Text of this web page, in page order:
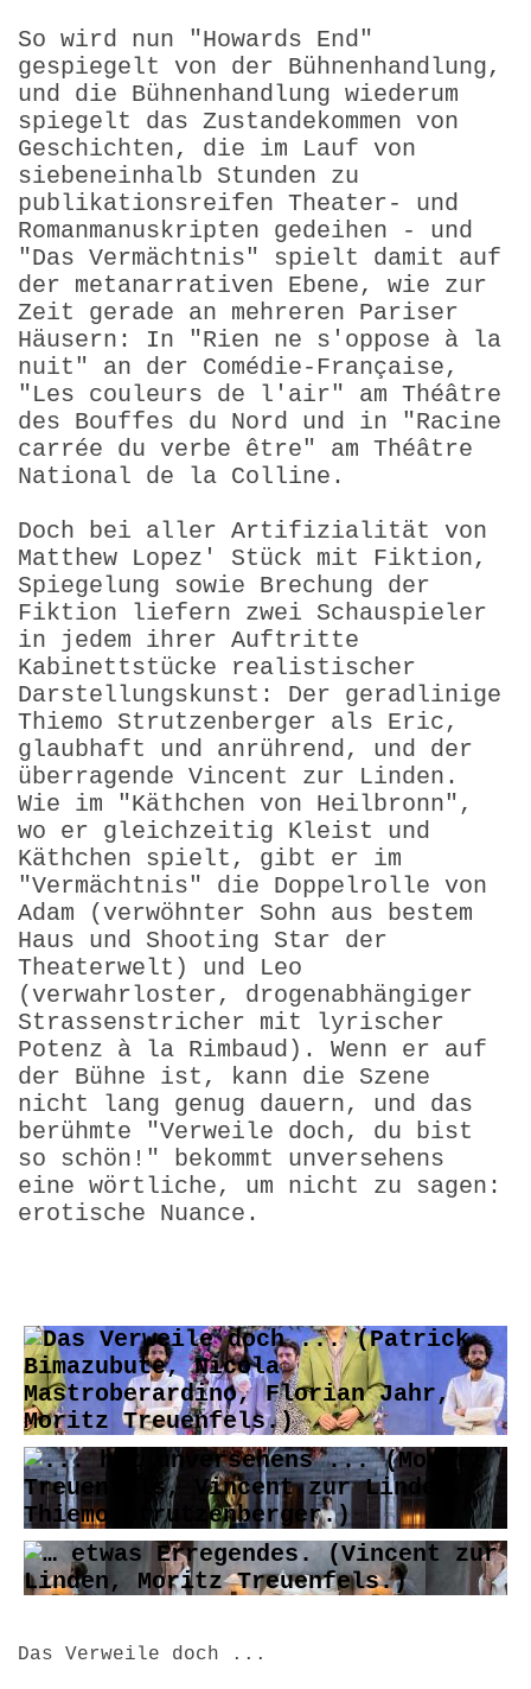
So wird nun "Howards End"
gespiegelt von der Bühnen­handlung,
und die Bühnenhandlung wiederum
spiegelt das Zustande­kommen von
Geschichten, die im Lauf von
siebeneinhalb Stunden zu
publikationsreifen Theater- und
Romanmanuskripten gedeihen - und
"Das Vermächtnis" spielt damit auf
der metanarrativen Ebene, wie zur
Zeit gerade an mehreren Pariser
Häusern: In "Rien ne s'oppose à la
nuit" an der Comédie-Française,
"Les couleurs de l'air" am Théâtre
des Bouffes du Nord und in "Racine
carrée du verbe être" am Théâtre
National de la Colline.
Doch bei aller Artifizialität von
Matthew Lopez' Stück mit Fiktion,
Spiegelung sowie Brechung der
Fiktion liefern zwei Schauspieler
in jedem ihrer Auftritte
Kabinettstücke realistischer
Darstellungskunst: Der geradlinige
Thiemo Strutzenberger als Eric,
glaubhaft und anrührend, und der
überragende Vincent zur Linden.
Wie im "Käthchen von Heilbronn",
wo er gleichzeitig Kleist und
Käthchen spielt, gibt er im
"Vermächtnis" die Doppelrolle von
Adam (verwöhnter Sohn aus bestem
Haus und Shooting Star der
Theaterwelt) und Leo
(verwahrloster, drogenabhängiger
Strassenstricher mit lyrischer
Potenz à la Rimbaud). Wenn er auf
der Bühne ist, kann die Szene
nicht lang genug dauern, und das
berühmte "Verweile doch, du bist
so schön!" bekommt unversehens
eine wörtliche, um nicht zu sagen:
erotische Nuance.
Das Verweile doch ...